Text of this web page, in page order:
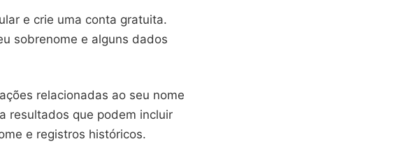
e crie uma conta gratuita.
sobrenome e alguns dados
relacionadas ao seu nome
resultados que podem incluir
e registros históricos.